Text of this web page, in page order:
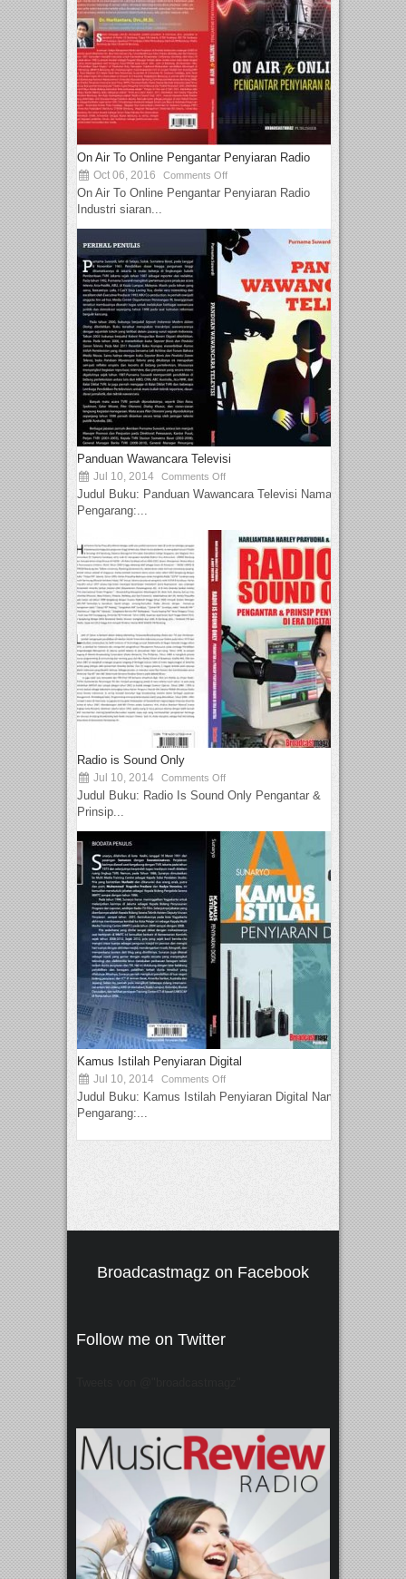
On Air To Online Pengantar Penyiaran Radio
Oct 06, 2016 Comments Off
On Air To Online Pengantar Penyiaran Radio
Industri siaran...
Panduan Wawancara Televisi
Jul 10, 2014 Comments Off
Judul Buku: Panduan Wawancara Televisi Nama
Pengarang:...
Radio is Sound Only
Jul 10, 2014 Comments Off
Judul Buku: Radio Is Sound Only Pengantar &
Prinsip...
Kamus Istilah Penyiaran Digital
Jul 10, 2014 Comments Off
Judul Buku: Kamus Istilah Penyiaran Digital Nama
Pengarang:...
Broadcastmagz on Facebook
Follow me on Twitter